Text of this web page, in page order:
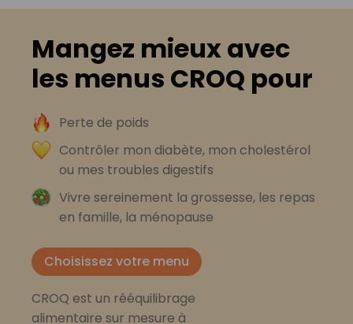
Mangez mieux avec
les menus CROQ pour
Perte de poids
Contrôler mon diabète, mon cholestérol
ou mes troubles digestifs
Vivre sereinement la grossesse, les repas
en famille, la ménopause
Choisissez votre menu
CROQ est un rééquilibrage
alimentaire sur mesure à